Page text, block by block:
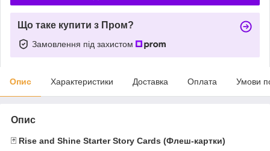
Що таке купити з Пром?
Замовлення під захистом
Опис Характеристики Доставка Оплата Умови
Опис
🃏 Rise and Shine Starter Story Cards (Флеш-картки)